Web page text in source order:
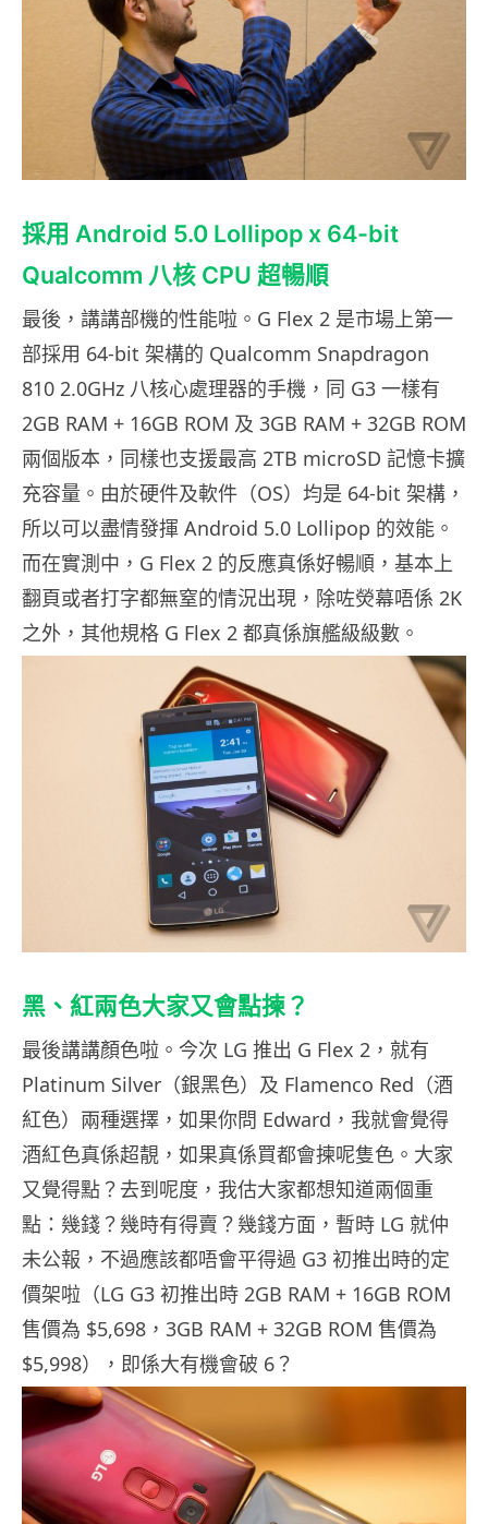
採用 Android 5.0 Lollipop x 64-bit
Qualcomm 八核 CPU 超暢順
最後，講講部機的性能啦。G Flex 2 是市場上第一
部採用 64-bit 架構的 Qualcomm Snapdragon
810 2.0GHz 八核心處理器的手機，同 G3 一樣有
2GB RAM + 16GB ROM 及 3GB RAM + 32GB ROM
兩個版本，同樣也支援最高 2TB microSD 記憶卡擴
充容量。由於硬件及軟件（OS）均是 64-bit 架構，
所以可以盡情發揮 Android 5.0 Lollipop 的效能。
而在實測中，G Flex 2 的反應真係好暢順，基本上
翻頁或者打字都無窒的情況出現，除咗熒幕唔係 2K
之外，其他規格 G Flex 2 都真係旗艦級級數。
黑、紅兩色大家又會點揀？
最後講講顏色啦。今次 LG 推出 G Flex 2，就有
Platinum Silver（銀黑色）及 Flamenco Red（酒
紅色）兩種選擇，如果你問 Edward，我就會覺得
酒紅色真係超靚，如果真係買都會揀呢隻色。大家
又覺得點？去到呢度，我估大家都想知道兩個重
點：幾錢？幾時有得賣？幾錢方面，暫時 LG 就仲
未公報，不過應該都唔會平得過 G3 初推出時的定
價架啦（LG G3 初推出時 2GB RAM + 16GB ROM
售價為 $5,698，3GB RAM + 32GB ROM 售價為
$5,998），即係大有機會破 6？